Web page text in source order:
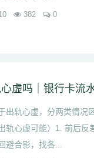
382 0
出轨心虚，分两类情况
轨心虚可能）1. 前后反
避合影，找各...